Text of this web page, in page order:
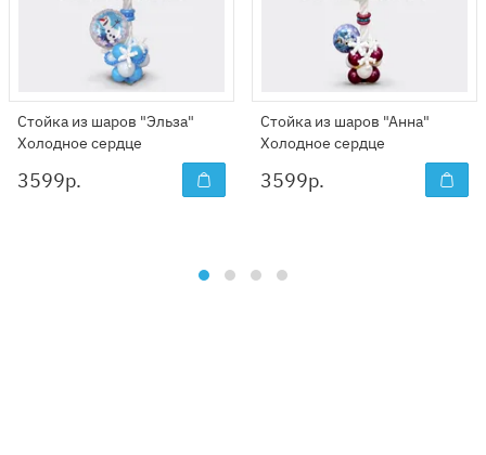
Стойка из шаров "Эльза"
Холодное сердце
3599р.
Стойка из шаров "Анна"
Холодное сердце
3599р.